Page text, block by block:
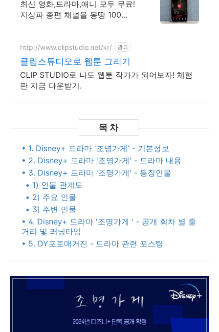
간 보기!
최신 영화,드라마,애니 모두 무료!
지상파 종편 채널을 몽땅 100
http://www.clipstudio.net/kr/ 광고
클립스튜디오로 웹툰 그리기
CLIP STUDIO로 나도 웹툰 작가가 되어보자! 체험
판 지금 다운받기.
• 1. Disney+ 드라마 '조명가게' - 기본정보
• 2. Disney+ 드라마 '조명가게' - 드라마 내용
• 3. Disney+ 드라마 '조명가게' - 등장인물
• 1) 인물 관계도
• 2) 주요 인물
• 3) 주변 인물
• 4. Disney+ 드라마 '조명가게 ' - 공개 회차 별 줄
거리 및 러닝타임
• 5. DY포토매거진 - 드라마 관련 포스팅